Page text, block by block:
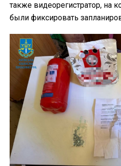
также видеорегистратор, на
были фиксировать